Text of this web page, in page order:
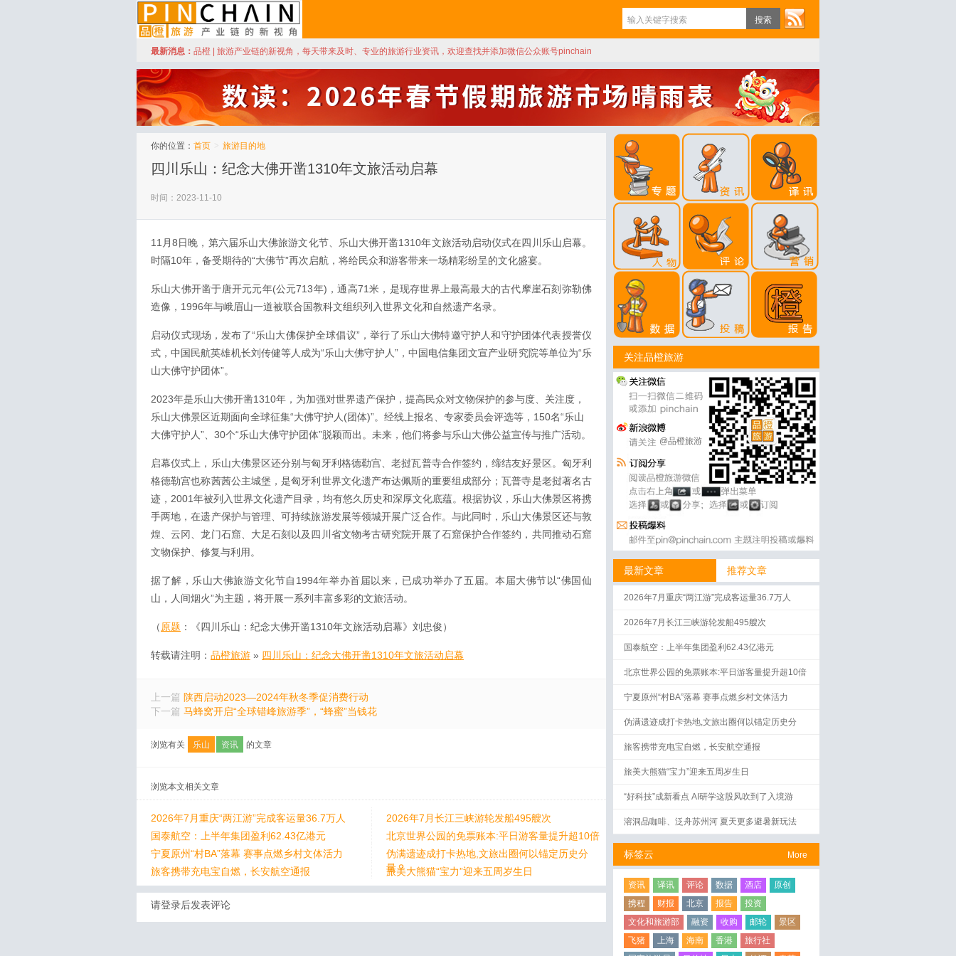
品橙旅游
最新消息： 品橙 | 旅游产业链的新视角，每天带来及时、专业的旅游行业资讯，欢迎查找并添加微信公众账号pinchain
你的位置： 首页 > 旅游目的地
四川乐山：纪念大佛开凿1310年文旅活动启幕
时间：2023-11-10
11月8日晚，第六届乐山大佛旅游文化节、乐山大佛开凿1310年文旅活动启动仪式在四川乐山启幕。
时隔10年，备受期待的“大佛节”再次启航，将给民众和游客带来一场精彩纷呈的文化盛宴。
乐山大佛开凿于唐开元元年(公元713年)，通高71米，是现存世界上最高最大的古代摩崖石刻弥勒佛
造像，1996年与峨眉山一道被联合国教科文组织列入世界文化和自然遗产名录。
启动仪式现场，发布了“乐山大佛保护全球倡议”，举行了乐山大佛特邀守护人和守护团体代表授誉仪
式，中国民航英雄机长刘传健等人成为“乐山大佛守护人”，中国电信集团文宣产业研究院等单位为“乐
山大佛守护团体”。
2023年是乐山大佛开凿1310年，为加强对世界遗产保护，提高民众对文物保护的参与度、关注度，
乐山大佛景区近期面向全球征集“大佛守护人(团体)”。经线上报名、专家委员会评选等，150名“乐山
大佛守护人”、30个“乐山大佛守护团体”脱颖而出。未来，他们将参与乐山大佛公益宣传与推广活动。
启幕仪式上，乐山大佛景区还分别与匈牙利格德勒宫、老挝瓦普寺合作签约，缔结友好景区。匈牙利
格德勒宫也称茜茜公主城堡，是匈牙利世界文化遗产布达佩斯的重要组成部分；瓦普寺是老挝著名古
迹，2001年被列入世界文化遗产目录，均有悠久历史和深厚文化底蕴。根据协议，乐山大佛景区将携
手两地，在遗产保护与管理、可持续旅游发展等领城开展广泛合作。与此同时，乐山大佛景区还与敦
煌、云冈、龙门石窟、大足石刻以及四川省文物考古研究院开展了石窟保护合作签约，共同推动石窟
文物保护、修复与利用。
据了解，乐山大佛旅游文化节自1994年举办首届以来，已成功举办了五届。本届大佛节以“佛国仙
山，人间烟火”为主题，将开展一系列丰富多彩的文旅活动。
（ 原题 ：《四川乐山：纪念大佛开凿1310年文旅活动启幕》刘忠俊）
转载请注明： 品橙旅游 » 四川乐山：纪念大佛开凿1310年文旅活动启幕
上一篇 陕西启动2023—2024年秋冬季促消费行动
下一篇 马蜂窝开启“全球错峰旅游季”，“蜂蜜”当钱花
浏览有关 乐山 资讯 的文章
浏览本文相关文章
2026年7月重庆“两江游”完成客运量36.7万人
2026年7月长江三峡游轮发船495艘次
国泰航空：上半年集团盈利62.43亿港元
北京世界公园的免票账本:平日游客量提升超10倍
宁夏原州“村BA”落幕 赛事点燃乡村文体活力
伪满遗迹成打卡热地,文旅出圈何以锚定历史分
量？
旅客携带充电宝自燃，长安航空通报 旅美大熊猫“宝力”迎来五周岁生日
请登录后发表评论
关注品橙旅游
@品橙旅游
最新文章 推荐文章
2026年7月重庆“两江游”完成客运量36.7万人
2026年7月长江三峡游轮发船495艘次
国泰航空：上半年集团盈利62.43亿港元
北京世界公园的免票账本:平日游客量提升超10倍
宁夏原州“村BA”落幕 赛事点燃乡村文体活力
伪满遗迹成打卡热地,文旅出圈何以锚定历史分
旅客携带充电宝自燃，长安航空通报
旅美大熊猫“宝力”迎来五周岁生日
“好科技”成新看点 AI研学这股风吹到了入境游
溶洞品咖啡、泛舟苏州河 夏天更多避暑新玩法
More
标签云
资讯 译讯 评论 数据 酒店
原创
携程
财报 北京 报告
投资
文化和旅游部
融资 收购 邮轮
景区
飞猪
上海 海南 香港
旅行社